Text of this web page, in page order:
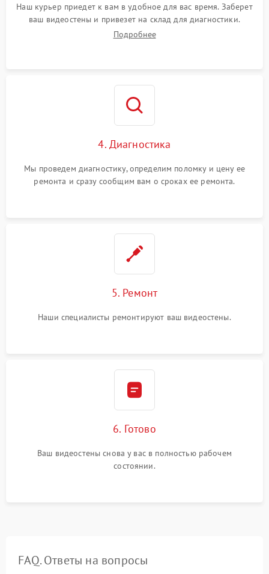
Наш курьер приедет к вам в удобное для вас время. Заберет
ваш видеостены и привезет на склад для диагностики.
Подробнее
4. Диагностика
Мы проведем диагностику, определим поломку и цену ее
ремонта и сразу сообщим вам о сроках ее ремонта.
5. Ремонт
Наши специалисты ремонтируют ваш видеостены.
6. Готово
Ваш видеостены снова у вас в полностью рабочем
состоянии.
FAQ. Ответы на вопросы